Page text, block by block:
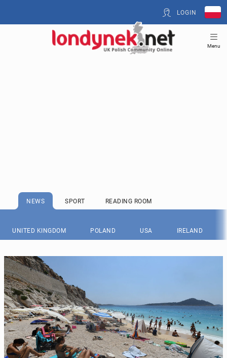
LOGIN
Menu
NEWS SPORT READING ROOM
UNITED KINGDOM POLAND USA IRELAND